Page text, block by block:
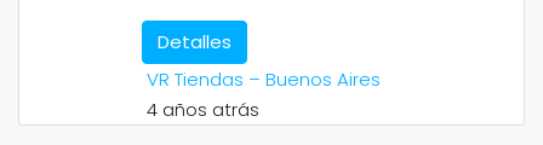
Detalles
VR Tiendas – Buenos Aires
4 años atrás